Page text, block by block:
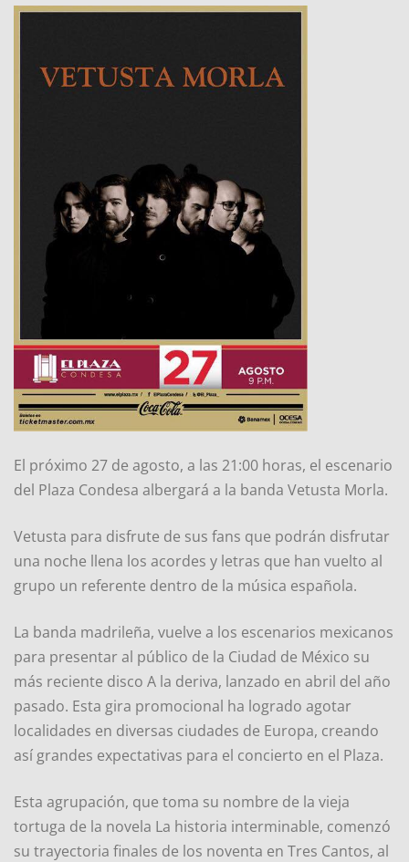
El próximo 27 de agosto, a las 21:00 horas, el escenario
del Plaza Condesa albergará a la banda Vetusta Morla.
Vetusta para disfrute de sus fans que podrán disfrutar
una noche llena los acordes y letras que han vuelto al
grupo un referente dentro de la música española.
La banda madrileña, vuelve a los escenarios mexicanos
para presentar al público de la Ciudad de México su
más reciente disco A la deriva, lanzado en abril del año
pasado. Esta gira promocional ha logrado agotar
localidades en diversas ciudades de Europa, creando
así grandes expectativas para el concierto en el Plaza.
Esta agrupación, que toma su nombre de la vieja
tortuga de la novela La historia interminable, comenzó
su trayectoria finales de los noventa en Tres Cantos, al